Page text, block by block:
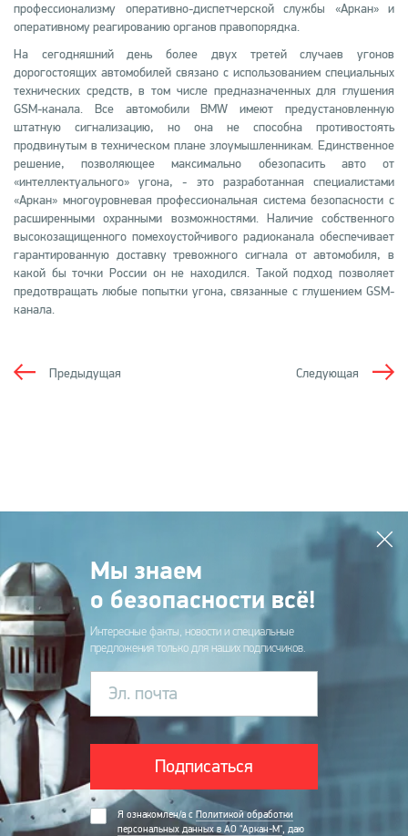
профессионализму оперативно-диспетчерской службы «Аркан» и
оперативному реагированию органов правопорядка.
На сегодняшний день более двух третей случаев угонов
дорогостоящих автомобилей связано с использованием специальных
технических средств, в том числе предназначенных для глушения
GSM-канала. Все автомобили BMW имеют предустановленную
штатную сигнализацию, но она не способна противостоять
продвинутым в техническом плане злоумышленникам. Единственное
решение, позволяющее максимально обезопасить авто от
«интеллектуального» угона, - это разработанная специалистами
«Аркан» многоуровневая профессиональная система безопасности с
расширенными охранными возможностями. Наличие собственного
высокозащищенного помехоустойчивого радиоканала обеспечивает
гарантированную доставку тревожного сигнала от автомобиля, в
какой бы точки России он не находился. Такой подход позволяет
предотвращать любые попытки угона, связанные с глушением GSM-
канала.
Следующая
Предыдущая
Мы знаем
о безопасности всё!
Интересные факты, новости и специальные
предложения только для наших подписчиков.
Эл. почта
Подписаться
Я ознакомлен/а с Политикой обработки
персональных данных в АО "Аркан-М", даю